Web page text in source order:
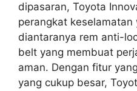
dipasaran, Toyota
perangkat keselamatan
diantaranya rem anti-
belt yang membuat
aman. Dengan fitur
yang cukup besar,